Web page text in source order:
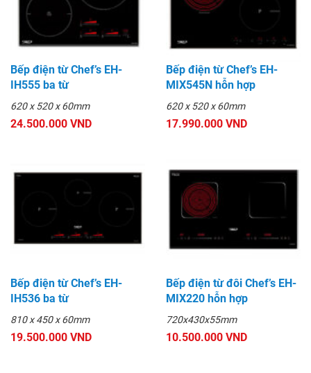
Bếp điện từ Chef’s EH-
IH555 ba từ
620 x 520 x 60mm
24.500.000 VND
Bếp điện từ Chef’s EH-
MIX545N hỗn hợp
620 x 520 x 60mm
17.990.000 VND
Bếp điện từ Chef’s EH-
IH536 ba từ
810 x 450 x 60mm
19.500.000 VND
Bếp điện từ đôi Chef’s EH-
MIX220 hỗn hợp
720x430x55mm
10.500.000 VND